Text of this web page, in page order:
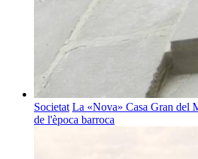
Societat La «Nova» Casa Gran del
de l'època barroca